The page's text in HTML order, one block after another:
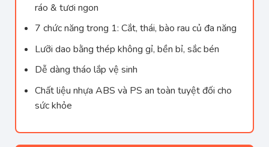
ráo & tươi ngon
7 chức năng trong 1: Cắt, thái, bào rau củ đa năng
Lưỡi dao bằng thép không gỉ, bền bỉ, sắc bén
Dễ dàng tháo lắp vệ sinh
Chất liệu nhựa ABS và PS an toàn tuyệt đối cho
sức khỏe